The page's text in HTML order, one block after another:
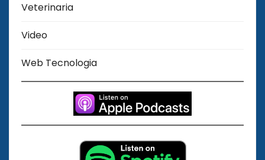
Veterinaria
Video
Web Tecnologia